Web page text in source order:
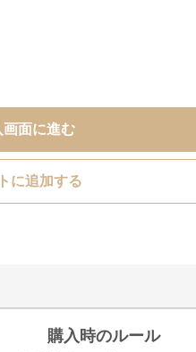
画面に進む
に追加する
購入時のルール